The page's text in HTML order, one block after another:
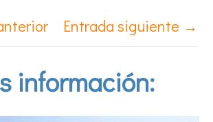
Entrada siguiente →
información: